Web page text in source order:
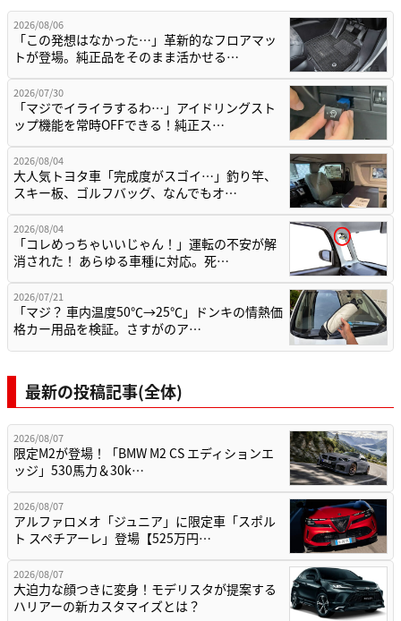
2026/08/06
「この発想はなかった…」革新的なフロアマッ
トが登場。純正品をそのまま活かせる…
2026/07/30
「マジでイライラするわ…」アイドリングスト
ップ機能を常時OFFできる！純正ス…
2026/08/04
大人気トヨタ車「完成度がスゴイ…」釣り竿、
スキー板、ゴルフバッグ、なんでもオ…
2026/08/04
「コレめっちゃいいじゃん！」運転の不安が解
消された！ あらゆる車種に対応。死…
2026/07/21
「マジ？ 車内温度50℃→25℃」ドンキの情熱価
格カー用品を検証。さすがのア…
最新の投稿記事(全体)
2026/08/07
限定M2が登場！「BMW M2 CS エディションエ
ッジ」530馬力＆30k…
2026/08/07
アルファロメオ「ジュニア」に限定車「スポル
ト スペチアーレ」登場【525万円…
2026/08/07
大迫力な顔つきに変身！モデリスタが提案する
ハリアーの新カスタマイズとは？